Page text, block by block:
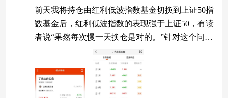
前天我将持仓由红利低波指数基金切换到上证50指
数基金后，红利低波指数的表现强于上证50，有读
者说“果然每次慢一天换仓是对的。”针对这个问
题，我特意测试了一下数据。结果如下： 上图纵
轴是净值，横轴是交易日的天数，交易日起止时间
是2018年6月14日至2026年7月17日（沿用上一次实
验数据，没有更新），所谓原版就是我们目前执行